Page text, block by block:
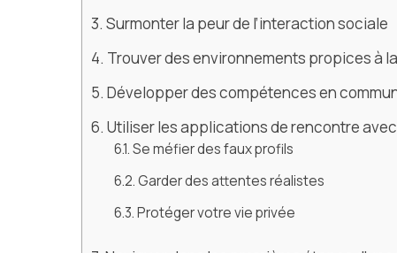
Surmonter la peur de l’interaction sociale
Trouver des environnements propices à
Développer des compétences en
Utiliser les applications de rencontre
Se méfier des faux profils
Garder des attentes réalistes
Protéger votre vie privée